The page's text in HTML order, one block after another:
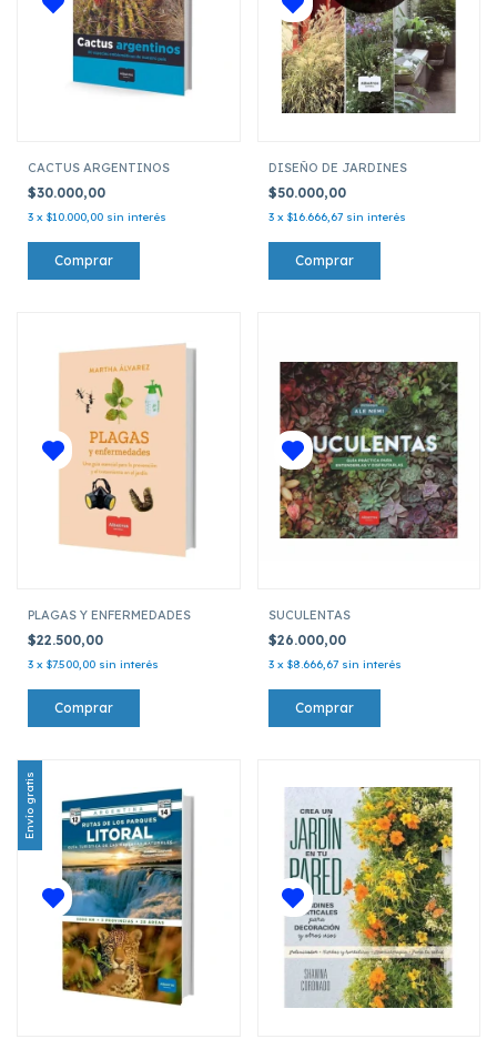
CACTUS ARGENTINOS
$30.000,00
3 x $10.000,00 sin interés
DISEÑO DE JARDINES
$50.000,00
3 x $16.666,67 sin interés
PLAGAS Y ENFERMEDADES
$22.500,00
3 x $7.500,00 sin interés
SUCULENTAS
$26.000,00
3 x $8.666,67 sin interés
Envío gratis